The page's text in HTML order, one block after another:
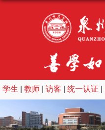
学生 教师 访客 统一认证